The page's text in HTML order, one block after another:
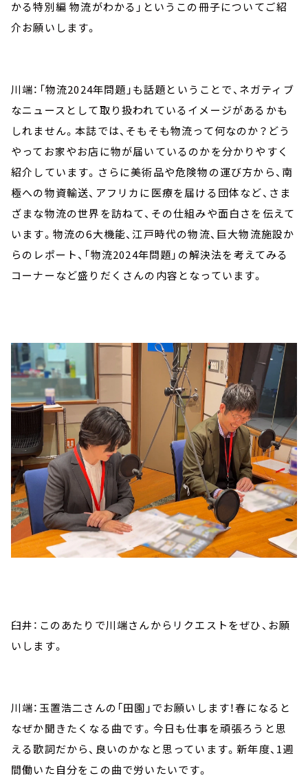
かる特別編 物流がわかる」というこの冊子についてご紹
介お願いします。
川端：「物流2024年問題」も話題ということで、ネガティブ
なニュースとして取り扱われているイメージがあるかも
しれません。本誌では、そもそも物流って何なのか？どう
やってお家やお店に物が届いているのかを分かりやすく
紹介しています。さらに美術品や危険物の運び方から、南
極への物資輸送、アフリカに医療を届ける団体など、さま
ざまな物流の世界を訪ねて、その仕組みや面白さを伝えて
います。物流の6大機能、江戸時代の物流、巨大物流施設か
らのレポート、「物流2024年問題」の解決法を考えてみる
コーナーなど盛りだくさんの内容となっています。
臼井：このあたりで川端さんからリクエストをぜひ、お願
いします。
川端：玉置浩二さんの「田園」でお願いします！春になると
なぜか聞きたくなる曲です。今日も仕事を頑張ろうと思
える歌詞だから、良いのかなと思っています。新年度、1週
間働いた自分をこの曲で労いたいです。